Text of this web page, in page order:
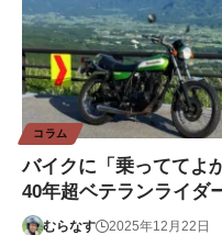
コラム
バイクに「乗っててよ
40年超ベテランライダ
むらなす 2025年12月22日